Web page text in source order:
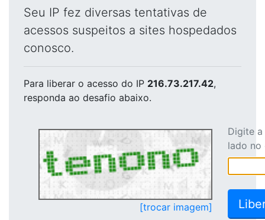
Seu IP fez diversas tentativas de
acessos suspeitos a sites hospedados
conosco.
Para liberar o acesso do IP 216.73.217.42,
responda ao desafio abaixo.
[trocar imagem]
Digite
lado no